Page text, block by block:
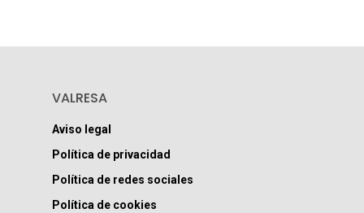
VALRESA
Aviso legal
Política de privacidad
Política de redes sociales
Política de cookies